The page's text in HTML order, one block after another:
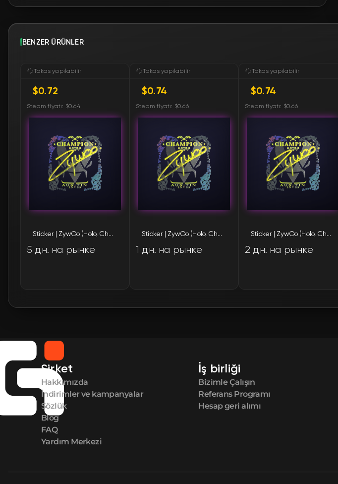
BENZER ÜRÜNLER
Takas yapılabilir
$0.72
Steam fiyatı: $0.64
Sticker | ZywOo (Holo, Champion) | Austin 2025
5 дн. на рынке
Takas yapılabilir
$0.74
Steam fiyatı: $0.66
Sticker | ZywOo (Holo, Champion) | Austin 2025
1 дн. на рынке
Takas yapılabilir
$0.74
Steam fiyatı: $0.66
Sticker | ZywOo (Holo, Champion) | Austin 2025
2 дн. на рынке
Şirket
Hakkımızda
İndirimler ve kampanyalar
Sözlük
Blog
FAQ
Yardım Merkezi
İş birliği
Bizimle Çalışın
Referans Programı
Hesap geri alımı